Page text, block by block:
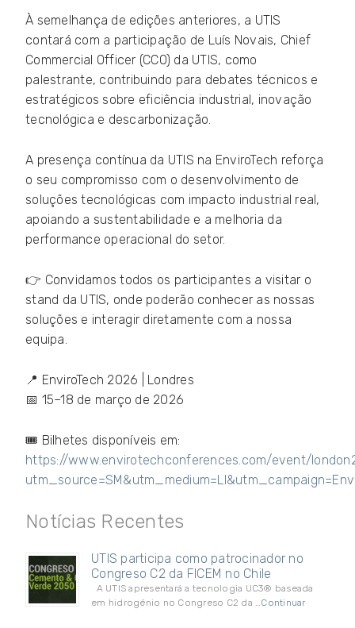
À semelhança de edições anteriores, a UTIS
contará com a participação de Luís Novais, Chief
Commercial Officer (CCO) da UTIS, como
palestrante, contribuindo para debates técnicos e
estratégicos sobre eficiência industrial, inovação
tecnológica e descarbonização.
A presença contínua da UTIS na EnviroTech reforça
o seu compromisso com o desenvolvimento de
soluções tecnológicas com impacto industrial real,
apoiando a sustentabilidade e a melhoria da
performance operacional do setor.
👉 Convidamos todos os participantes a visitar o
stand da UTIS, onde poderão conhecer as nossas
soluções e interagir diretamente com a nossa
equipa.
📍 EnviroTech 2026 | Londres
📅 15–18 de março de 2026
🎟️ Bilhetes disponíveis em:
https://www.envirotechconferences.com/event/
Notícias Recentes
UTIS participa como patrocinador no
Congreso C2 da FICEM no Chile
A UTIS apresentará a tecnologia UC3® baseada
em hidrogénio no Congreso C2 da … Continuar